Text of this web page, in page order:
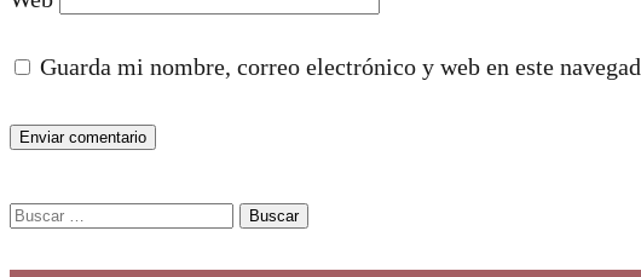
Guarda mi nombre, correo electrónico y web en este
Buscar: